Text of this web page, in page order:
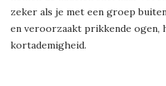
zeker als je met een groep
en veroorzaakt prikkende ogen,
kortademigheid.